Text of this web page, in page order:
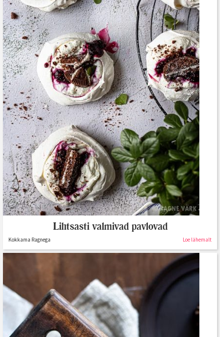
Lihtsasti valmivad pavlovad
Kokkama Ragnega Loe lähemalt